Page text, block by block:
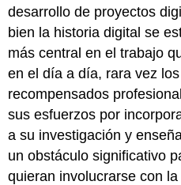
desarrollo de proyectos
bien la historia digital se
más central en el trabajo
en el día a día, rara vez
recompensados
sus esfuerzos por
a su investigación y
un obstáculo significativo
quieran involucrarse con